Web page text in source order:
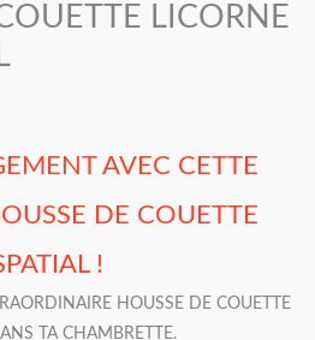
LICORNE
AVEC CETTE
DE COUETTE
!
HOUSSE DE COUETTE
TA CHAMBRETTE.